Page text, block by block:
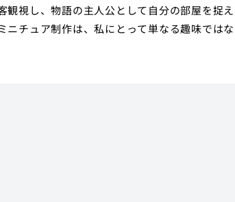
観視し、物語の主人公として自分の部屋を捉
ニチュア制作は、私にとって単なる趣味では